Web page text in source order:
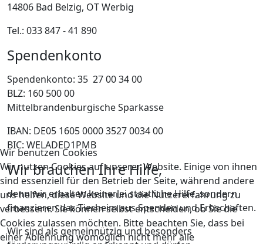
14806 Bad Belzig, OT Werbig
Tel.: 033 847 - 41 890
Spendenkonto
Spendenkonto: 35 27 00 34 00
BLZ: 160 500 00
Mittelbrandenburgische Sparkasse
IBAN: DE05 1605 0000 3527 0034 00
BIC: WELADED1PMB
Wir brauchen Ihre Hilfe,
denn wir erhalten keinerlei staatliche Hilfe, sondern
finanzieren das Tierheim aus Spenden und Erbschaften.
Wir sind als gemeinnützig und besonders
Wir benutzen Cookies
Wir nutzen Cookies auf unserer Website. Einige von ihnen
sind essenziell für den Betrieb der Seite, während andere
uns helfen, diese Website und die Nutzererfahrung zu
verbessern. Sie können selbst entscheiden, ob Sie die
Cookies zulassen möchten. Bitte beachten Sie, dass bei
einer Ablehnung womöglich nicht mehr alle